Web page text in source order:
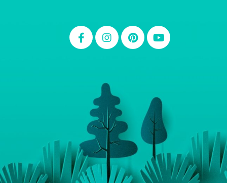
Carla Eschberger
Carol Pessoa
Ju Mirthes